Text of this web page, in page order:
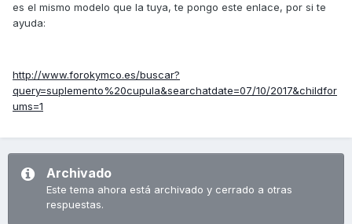
es el mismo modelo que la tuya, te pongo este enlace, por si te
ayuda:
http://www.forokymco.es/buscar?
query=suplemento%20cupula&searchatdate=07/10/2017&childfor
ums=1
Archivado
Este tema ahora está archivado y cerrado a otras
respuestas.